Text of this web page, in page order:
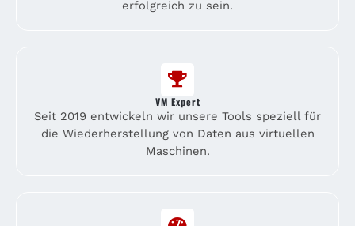
erfolgreich zu sein.
VM Expert
Seit 2019 entwickeln wir unsere Tools speziell für
die Wiederherstellung von Daten aus virtuellen
Maschinen.